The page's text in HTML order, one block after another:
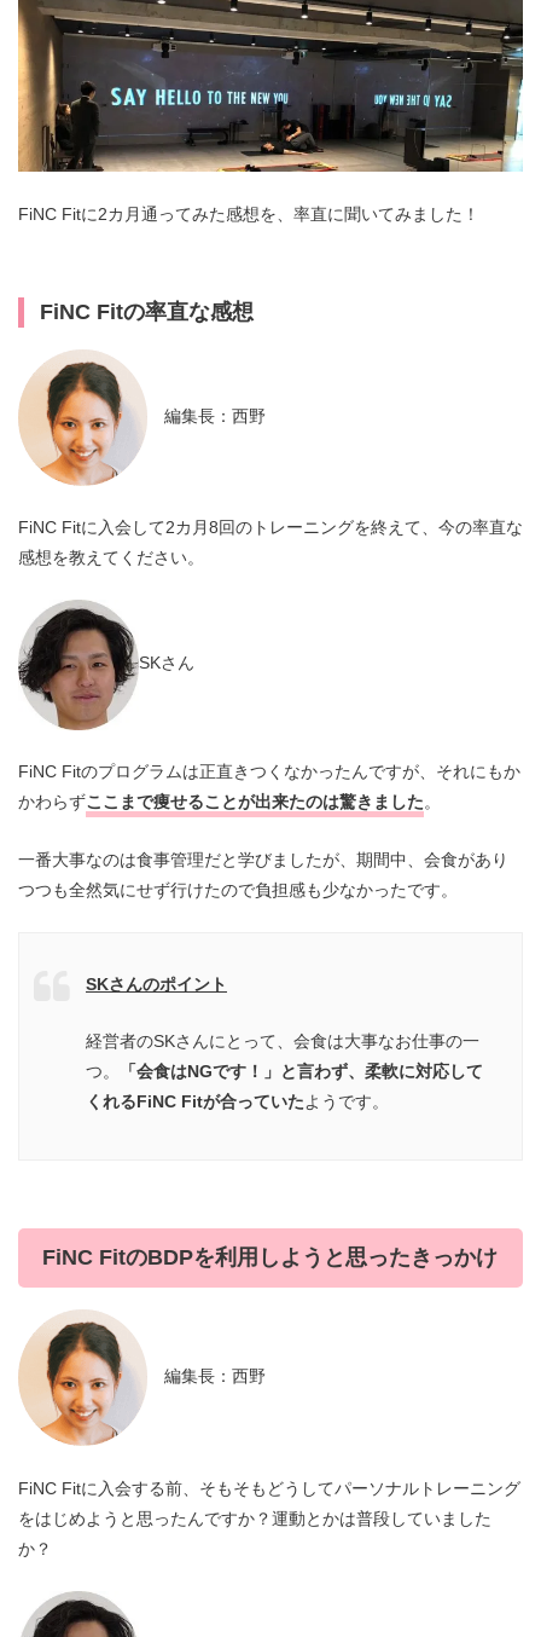
FiNC Fitに2カ月通ってみた感想を、率直に聞いてみました！
FiNC Fitの率直な感想
編集長：西野
FiNC Fitに入会して2カ月8回のトレーニングを終えて、今の率直な
感想を教えてください。
SKさん
FiNC Fitのプログラムは正直きつくなかったんですが、それにもか
かわらずここまで痩せることが出来たのは驚きました。
一番大事なのは食事管理だと学びましたが、期間中、会食があり
つつも全然気にせず行けたので負担感も少なかったです。
SKさんのポイント
経営者のSKさんにとって、会食は大事なお仕事の一
つ。
「会食はNGです！」と言わず、柔軟に対応して
くれるFiNC Fitが合っていたようです。
FiNC FitのBDPを利用しようと思ったきっかけ
編集長：西野
FiNC Fitに入会する前、そもそもどうしてパーソナルトレーニング
をはじめようと思ったんですか？運動とかは普段していました
か？